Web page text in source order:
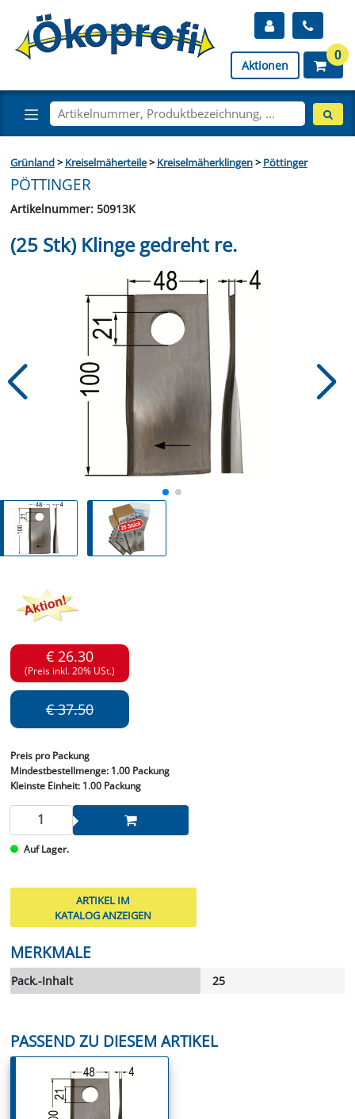
Aktionen
0
Grünland>Kreiselmäherteile>Kreiselmäherklingen>Pöttinger
PÖTTINGER
Artikelnummer: 50913K
(25 Stk) Klinge gedreht re.
€ 26.30
(Preis inkl. 20% USt.)
€ 37.50
Preis pro Packung
Mindestbestellmenge: 1.00 Packung
Kleinste Einheit:1.00 Packung
Auf Lager.
ARTIKEL IM
KATALOG ANZEIGEN
MERKMALE
Pack.-Inhalt 25
PASSEND ZU DIESEM ARTIKEL